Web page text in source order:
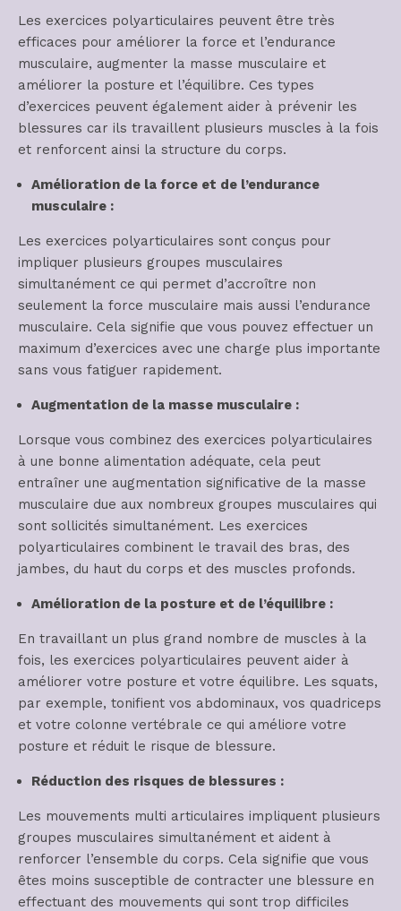
Les exercices polyarticulaires peuvent être très
efficaces pour améliorer la force et l’endurance
musculaire, augmenter la masse musculaire et
améliorer la posture et l’équilibre. Ces types
d’exercices peuvent également aider à prévenir les
blessures car ils travaillent plusieurs muscles à la fois
et renforcent ainsi la structure du corps.
Amélioration de la force et de l’endurance
musculaire :
Les exercices polyarticulaires sont conçus pour
impliquer plusieurs groupes musculaires
simultanément ce qui permet d’accroître non
seulement la force musculaire mais aussi l’endurance
musculaire. Cela signifie que vous pouvez effectuer un
maximum d’exercices avec une charge plus importante
sans vous fatiguer rapidement.
Augmentation de la masse musculaire :
Lorsque vous combinez des exercices polyarticulaires
à une bonne alimentation adéquate, cela peut
entraîner une augmentation significative de la masse
musculaire due aux nombreux groupes musculaires qui
sont sollicités simultanément. Les exercices
polyarticulaires combinent le travail des bras, des
jambes, du haut du corps et des muscles profonds.
Amélioration de la posture et de l’équilibre :
En travaillant un plus grand nombre de muscles à la
fois, les exercices polyarticulaires peuvent aider à
améliorer votre posture et votre équilibre. Les squats,
par exemple, tonifient vos abdominaux, vos quadriceps
et votre colonne vertébrale ce qui améliore votre
posture et réduit le risque de blessure.
Réduction des risques de blessures :
Les mouvements multi articulaires impliquent plusieurs
groupes musculaires simultanément et aident à
renforcer l’ensemble du corps. Cela signifie que vous
êtes moins susceptible de contracter une blessure en
effectuant des mouvements qui sont trop difficiles